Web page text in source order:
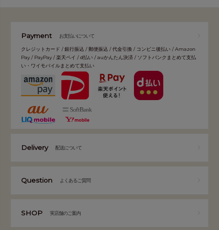
Payment お支払いについて
クレジットカード / 銀行振込 / 郵便振込 / 代金引換 / コンビニ後払い / Amazon
Pay / PayPay / 楽天ペイ / d払い / auかんたん決済 / ソフトバンクまとめて支払
い・ワイモバイルまとめて支払い
Delivery 配送について
Question よくあるご質問
SHOP 実店舗のご案内